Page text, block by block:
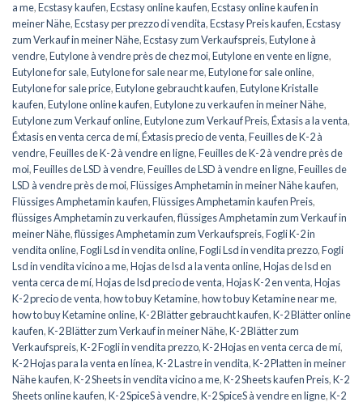
a me,Ecstasy kaufen,Ecstasy online kaufen,Ecstasy online kaufen in
meiner Nähe,Ecstasy per prezzo di vendita,Ecstasy Preis kaufen,Ecstasy
zum Verkauf in meiner Nähe,Ecstasy zum Verkaufspreis,Eutylone à
vendre,Eutylone à vendre près de chez moi,Eutylone en vente en ligne,
Eutylone for sale,Eutylone for sale near me,Eutylone for sale online,
Eutylone for sale price,Eutylone gebraucht kaufen,Eutylone Kristalle
kaufen,Eutylone online kaufen,Eutylone zu verkaufen in meiner Nähe,
Eutylone zum Verkauf online,Eutylone zum Verkauf Preis,Éxtasis a la venta,
Éxtasis en venta cerca de mí,Éxtasis precio de venta,Feuilles de K-2 à
vendre,Feuilles de K-2 à vendre en ligne,Feuilles de K-2 à vendre près de
moi,Feuilles de LSD à vendre,Feuilles de LSD à vendre en ligne,Feuilles de
LSD à vendre près de moi,Flüssiges Amphetamin in meiner Nähe kaufen,
Flüssiges Amphetamin kaufen,Flüssiges Amphetamin kaufen Preis,
flüssiges Amphetamin zu verkaufen,flüssiges Amphetamin zum Verkauf in
meiner Nähe,flüssiges Amphetamin zum Verkaufspreis,Fogli K-2 in
vendita online,Fogli Lsd in vendita online,Fogli Lsd in vendita prezzo,Fogli
Lsd in vendita vicino a me,Hojas de lsd a la venta online,Hojas de lsd en
venta cerca de mí,Hojas de lsd precio de venta,Hojas K-2 en venta,Hojas
K-2 precio de venta,how to buy Ketamine,how to buy Ketamine near me,
how to buy Ketamine online,K-2 Blätter gebraucht kaufen,K-2 Blätter online
kaufen,K-2 Blätter zum Verkauf in meiner Nähe,K-2 Blätter zum
Verkaufspreis,K-2 Fogli in vendita prezzo,K-2 Hojas en venta cerca de mí,
K-2 Hojas para la venta en línea,K-2 Lastre in vendita,K-2 Platten in meiner
Nähe kaufen,K-2 Sheets in vendita vicino a me,K-2 Sheets kaufen Preis,K-2
Sheets online kaufen,K-2 SpiceS à vendre,K-2 SpiceS à vendre en ligne,K-2